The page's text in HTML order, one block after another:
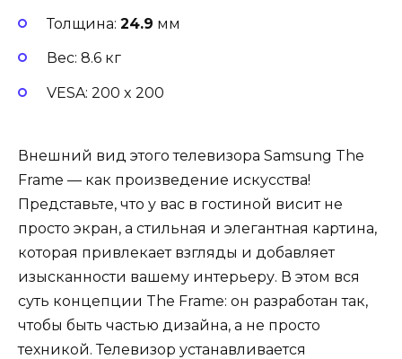
Толщина: 24.9 мм
Вес: 8.6 кг
VESA: 200 x 200
Внешний вид этого телевизора Samsung The
Frame — как произведение искусства!
Представьте, что у вас в гостиной висит не
просто экран, а стильная и элегантная картина,
которая привлекает взгляды и добавляет
изысканности вашему интерьеру. В этом вся
суть концепции The Frame: он разработан так,
чтобы быть частью дизайна, а не просто
техникой. Телевизор устанавливается